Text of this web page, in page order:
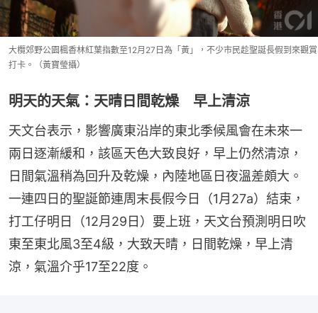
大欖郊野公園楓香林紅葉指數至12月27日為「黃」，不少市民趁聖誕長假到來觀賞
打卡。（黃寶瑩攝）
明天的天氣：天晴日間乾燥 早上清涼
天文台表示，影響廣東沿岸的東北季候風會在未來一
兩日逐漸緩和，該區天色大致良好，早上仍然清涼，
日間氣溫稍為回升及乾燥，內陸地區日夜溫差頗大。
一連四日的聖誕節連周末長假今日（1月27a）結束，
打工仔明日（12月29日）要上班，天文台預測明日吹
東至東北風3至4級，大致天晴，日間乾燥，早上清
涼，氣溫介乎17至22度。